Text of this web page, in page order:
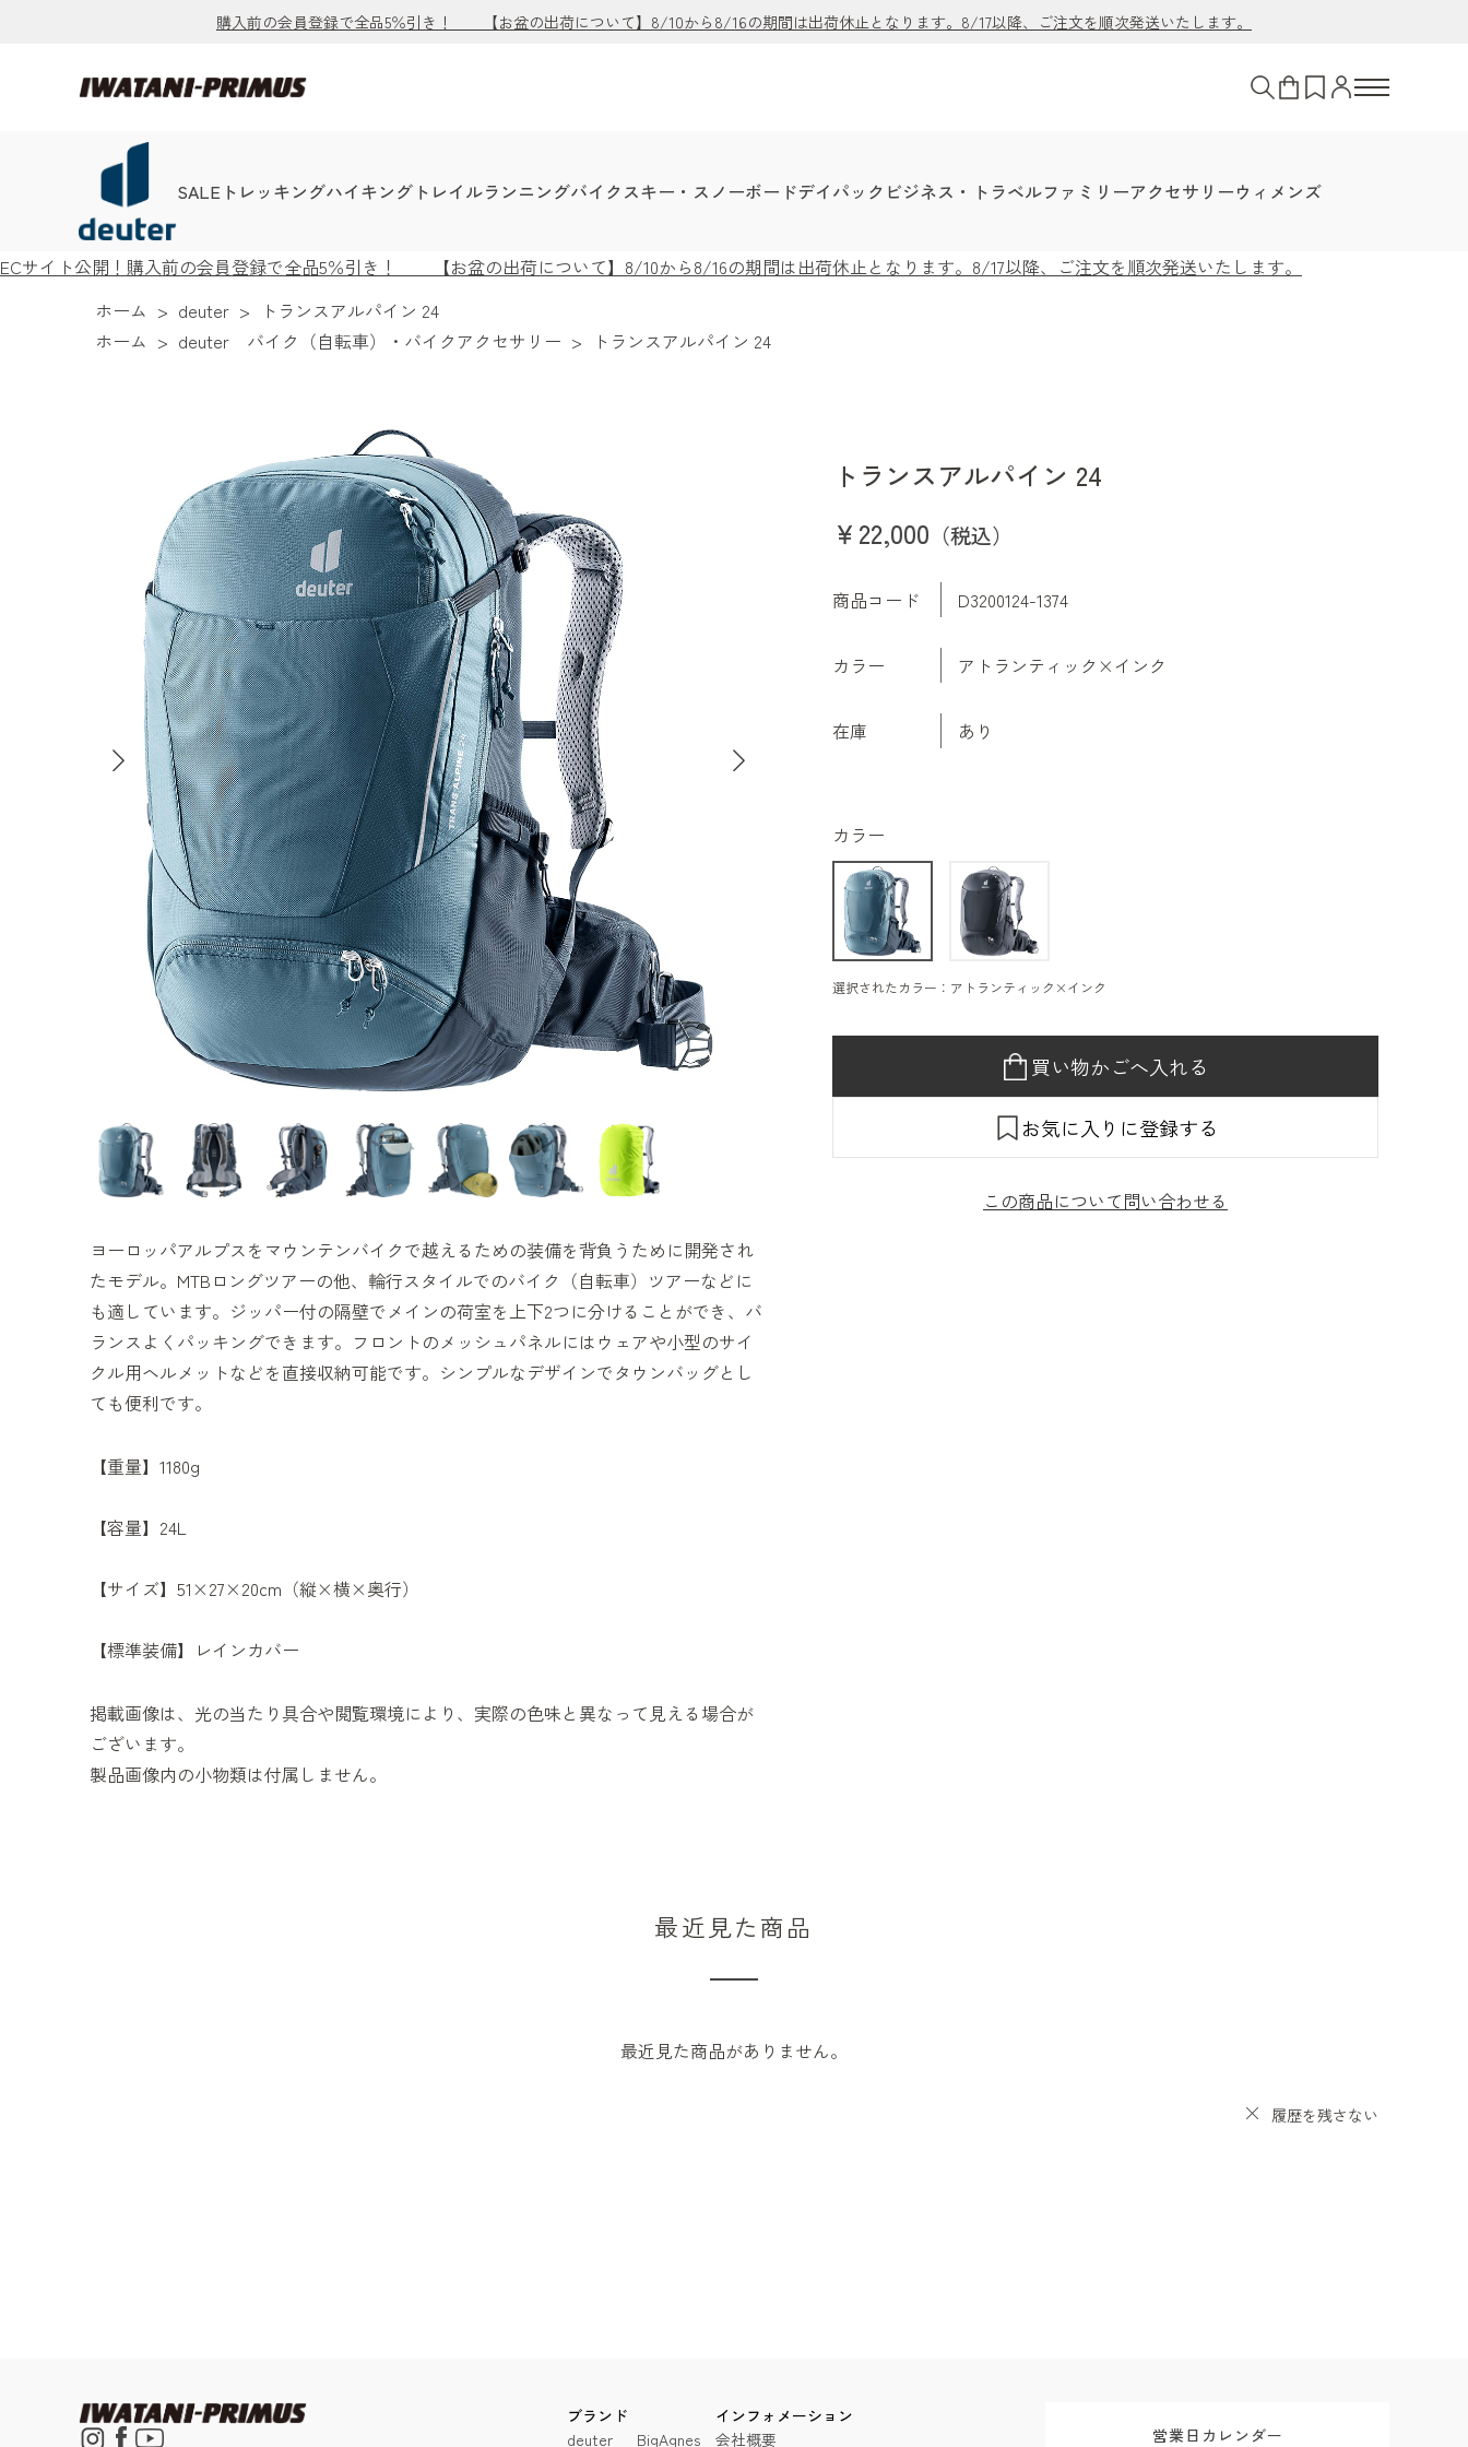
購入前の会員登録で全品5％引き！ 【お盆の出荷について】8/10から8/16の期間は出荷休止となります。8/17以降、ご注文を順次発送いたします。
SALE トレッキングハイキング トレイルランニングバイクスキー・スノーボードデイパック ビジネス・トラベルファミリーアクセサリーウィメンズ
ECサイト公開！購入前の会員登録で全品5％引き！ 【お盆の出荷について】8/10から8/16の期間は出荷休止となります。8/17以降、ご注文を順次発送いたします。
ホーム > deuter >
トランスアルパイン 24
ホーム > deuter バイク（自転車）・バイクアクセサリー > トランスアルパイン 24
ヨーロッパアルプスをマウンテンバイクで越えるための装備を背負うために開発され
たモデル。MTBロングツアーの他、輪行スタイルでのバイク（自転車）ツアーなどに
も適しています。ジッパー付の隔壁でメインの荷室を上下2つに分けることができ、バ
ランスよくパッキングできます。フロントのメッシュパネルにはウェアや小型のサイ
クル用ヘルメットなどを直接収納可能です。シンプルなデザインでタウンバッグとし
ても便利です。
【重量】1180g
【容量】24L
【サイズ】51×27×20cm（縦×横×奥行）
【標準装備】レインカバー
掲載画像は、光の当たり具合や閲覧環境により、実際の色味と異なって見える場合が
ございます。
製品画像内の小物類は付属しません。
トランスアルパイン 24
￥22,000 （税込）
商品コード D3200124-1374
カラー アトランティック×インク
在庫 あり
カラー
選択されたカラー：アトランティック×インク
買い物かごへ入れる
お気に入りに登録する
この商品について問い合わせる
最近見た商品
最近見た商品がありません。
履歴を残さない
ブランド
deuter
BigAgnes
インフォメーション
会社概要
営業日カレンダー